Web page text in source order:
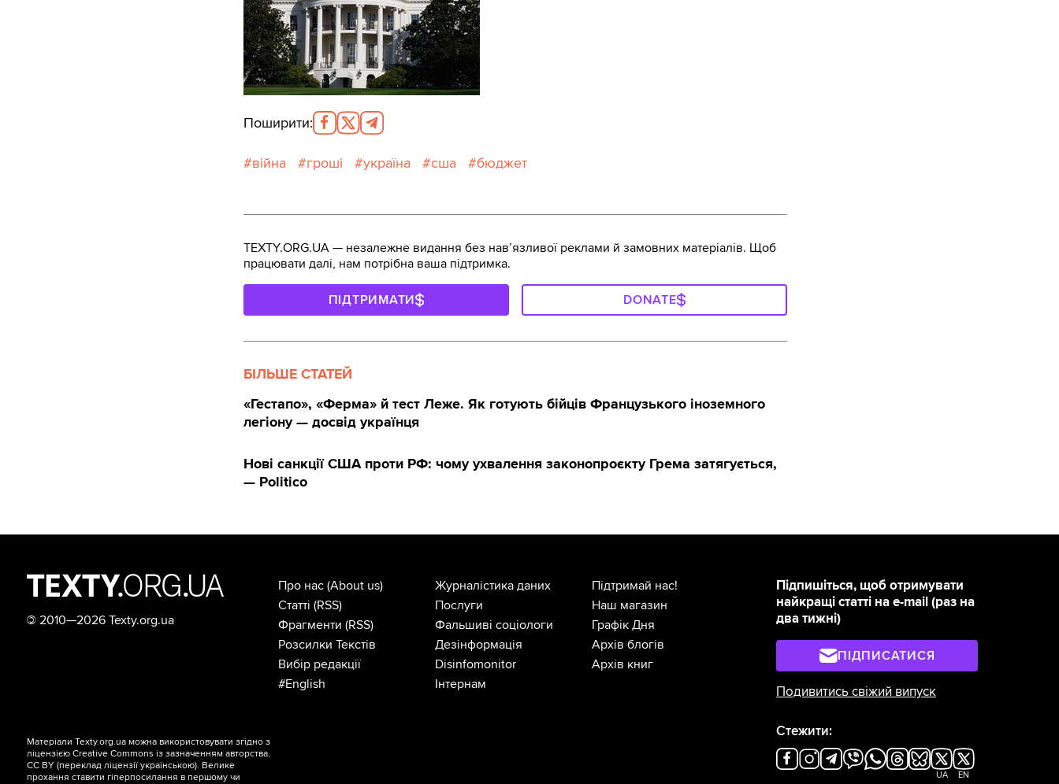
Поширити:
війна гроші україна сша бюджет
TEXTY.ORG.UA — незалежне видання без навʼязливої реклами й замовних матеріалів. Щоб
працювати далі, нам потрібна ваша підтримка.
ПІДТРИМАТИ DONATE
БІЛЬШЕ СТАТЕЙ
«Гестапо», «Ферма» й тест Леже. Як готують бійців Французького іноземного
легіону — досвід українця
Нові санкції США проти РФ: чому ухвалення законопроєкту Грема затягується,
— Politico
© 2010—2026 Texty.org.ua
Підпишіться, щоб отримувати
найкращі статті на e-mail (раз на
два тижні)
ПІДПИСАТИСЯ
Подивитись свіжий випуск
Стежити:
UA EN
Про нас (About us)
Статті (RSS)
Фрагменти (RSS)
Розсилки Текстів
Вибір редакції
#English
Журналістика даних
Послуги
Фальшиві соціологи
Дезінформація
Disinfomonitor
Інтернам
Підтримай нас!
Наш магазин
Графік Дня
Архів блогів
Архів книг
Матеріали Texty.org.ua можна використовувати згідно з
ліцензієюCreative Commons із зазначенням авторства,
CC BY (переклад ліцензіїукраїнською). Велике
прохання ставити гіперпосилання в першому чи